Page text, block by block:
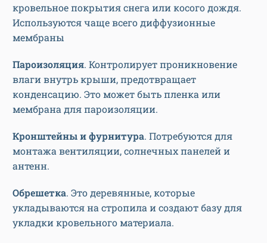
кровельное покрытия снега или косого дождя.
Используются чаще всего диффузионные
мембраны
Пароизоляция. Контролирует проникновение
влаги внутрь крыши, предотвращает
конденсацию. Это может быть пленка или
мембрана для пароизоляции.
Кронштейны и фурнитура. Потребуются для
монтажа вентиляции, солнечных панелей и
антенн.
Обрешетка. Это деревянные, которые
укладываются на стропила и создают базу для
укладки кровельного материала.